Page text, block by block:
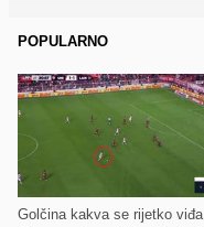
POPULARNO
Golčina kakva se rijetko viđa